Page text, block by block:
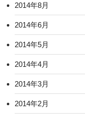
2014年8月
2014年6月
2014年5月
2014年4月
2014年3月
2014年2月